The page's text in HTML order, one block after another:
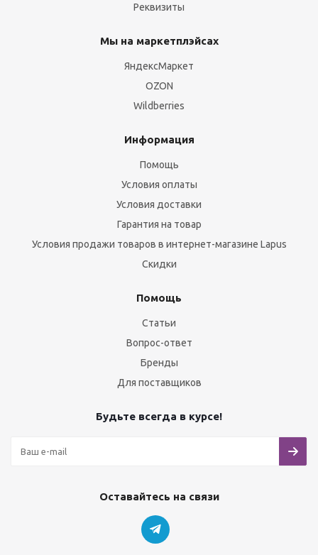
Реквизиты
Мы на маркетплэйсах
ЯндексМаркет
OZON
Wildberries
Информация
Помощь
Условия оплаты
Условия доставки
Гарантия на товар
Условия продажи товаров в интернет-магазине Lapus
Скидки
Помощь
Статьи
Вопрос-ответ
Бренды
Для поставщиков
Будьте всегда в курсе!
Оставайтесь на связи